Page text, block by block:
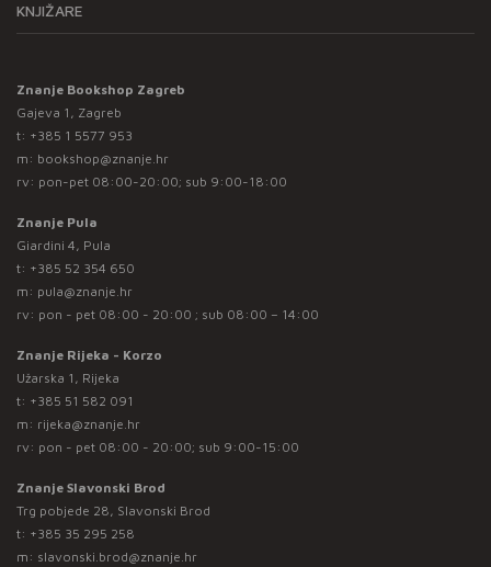
KNJIŽARE
Znanje Bookshop Zagreb
Gajeva 1, Zagreb
t: +385 1 5577 953
m: bookshop@znanje.hr
rv: pon-pet 08:00-20:00; sub 9:00-18:00
Znanje Pula
Giardini 4, Pula
t: +385 52 354 650
m: pula@znanje.hr
rv: pon - pet 08:00 - 20:00 ; sub 08:00 – 14:00
Znanje Rijeka - Korzo
Užarska 1, Rijeka
t: +385 51 582 091
m: rijeka@znanje.hr
rv: pon - pet 08:00 - 20:00; sub 9:00-15:00
Znanje Slavonski Brod
Trg pobjede 28, Slavonski Brod
t: +385 35 295 258
m: slavonski.brod@znanje.hr